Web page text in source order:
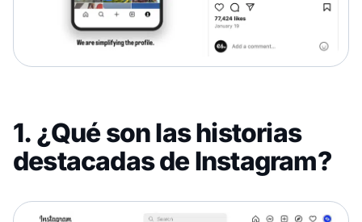
1. ¿Qué son las historias
destacadas de Instagram?